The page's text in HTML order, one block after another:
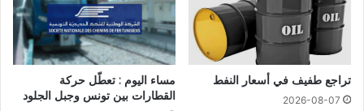
تراجع طفيف في أسعار النفط
2026-08-07
مساء اليوم : تعطّل حركة
القطارات بين تونس وجبل الجلود